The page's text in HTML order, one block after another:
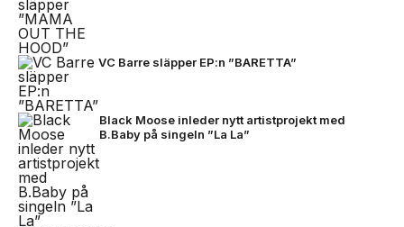
VC Barre släpper EP:n ”BARETTA”
Black Moose inleder nytt artistprojekt med
B.Baby på singeln ”La La”